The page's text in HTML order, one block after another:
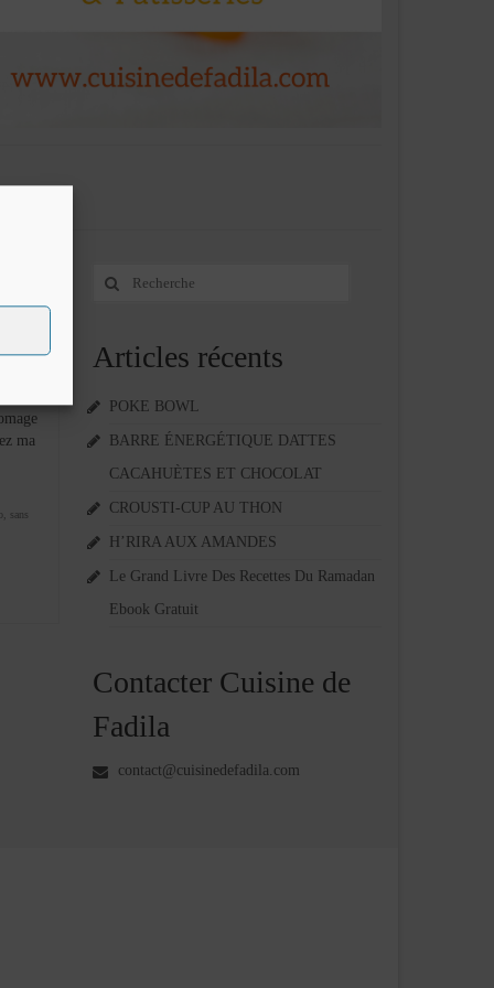
AVR 2014
ma
, sans
Rechercher
Articles récents
POKE BOWL
BARRE ÉNERGÉTIQUE DATTES
CACAHUÈTES ET CHOCOLAT
CROUSTI-CUP AU THON
H’RIRA AUX AMANDES
Le Grand Livre Des Recettes Du Ramadan
Ebook Gratuit
Contacter Cuisine de
Fadila
contact@cuisinedefadila.com